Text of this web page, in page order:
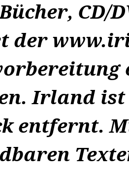
CD/
der
Irland
entfernt.